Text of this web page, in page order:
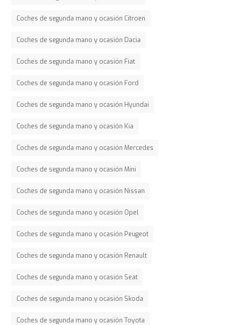
Coches de segunda mano y ocasión Citroen
Coches de segunda mano y ocasión Dacia
Coches de segunda mano y ocasión Fiat
Coches de segunda mano y ocasión Ford
Coches de segunda mano y ocasión Hyundai
Coches de segunda mano y ocasión Kia
Coches de segunda mano y ocasión Mercedes
Coches de segunda mano y ocasión Mini
Coches de segunda mano y ocasión Nissan
Coches de segunda mano y ocasión Opel
Coches de segunda mano y ocasión Peugeot
Coches de segunda mano y ocasión Renault
Coches de segunda mano y ocasión Seat
Coches de segunda mano y ocasión Skoda
Coches de segunda mano y ocasión Toyota